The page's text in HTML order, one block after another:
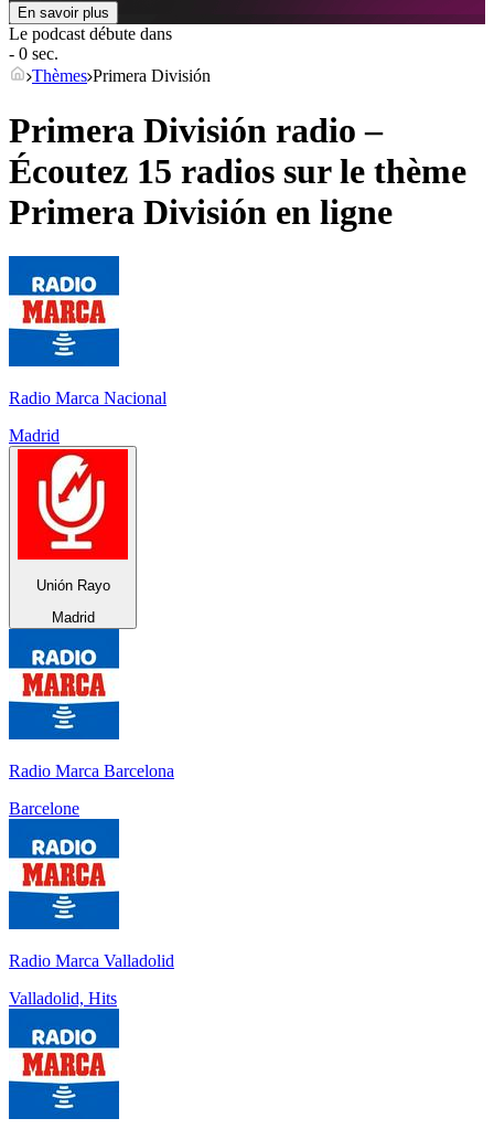
En savoir plus
Le podcast débute dans
- 0 sec.
Thèmes Primera División
Primera División radio –
Écoutez 15 radios sur le thème
Primera División en ligne
Radio Marca Nacional
Madrid
Unión Rayo
Madrid
Radio Marca Barcelona
Barcelone
Radio Marca Valladolid
Valladolid, Hits